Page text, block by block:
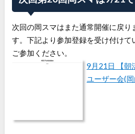
次回の岡スマはまた通常開催に戻り
す。下記より参加登録を受け付けて
ご参加ください。
9月21日 【朝
ユーザー会(